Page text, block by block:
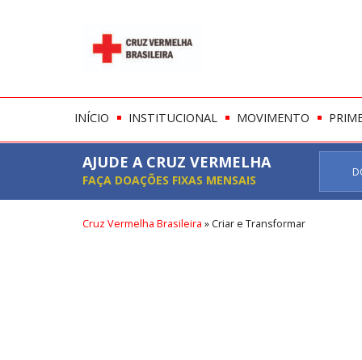
INÍCIO INSTITUCIONAL MOVIMENTO
AJUDE A CRUZ VERMELHA
FAÇA DOAÇÕES FIXAS MENSAIS
Cruz Vermelha Brasileira »Criar e Transformar